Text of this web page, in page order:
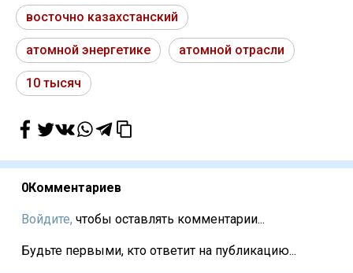
восточно казахстанский
атомной энергетике атомной отрасли
10 тысяч
0Комментариев
Войдите, чтобы оставлять комментарии...
Будьте первыми, кто ответит на публикацию...